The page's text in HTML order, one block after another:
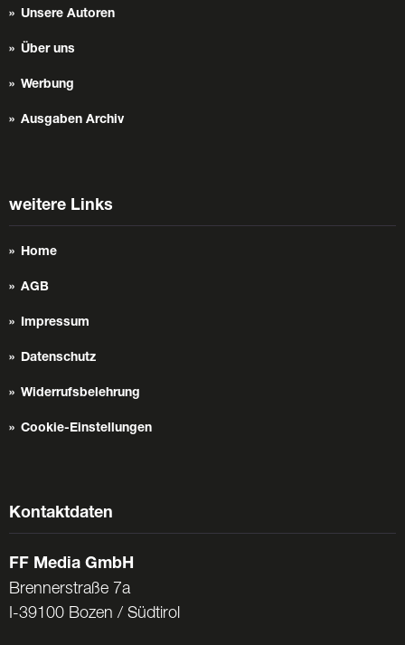
Unsere Autoren
Über uns
Werbung
Ausgaben Archiv
weitere Links
Home
AGB
Impressum
Datenschutz
Widerrufsbelehrung
Cookie-Einstellungen
Kontaktdaten
FF Media GmbH
Brennerstraße 7a
I-39100 Bozen / Südtirol